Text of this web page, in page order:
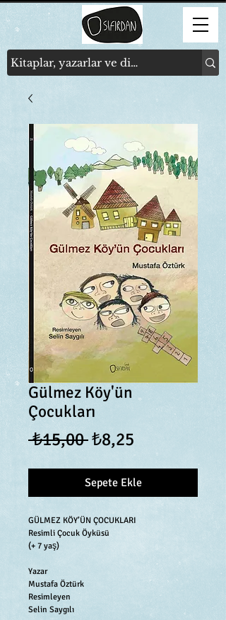
Gülmez Köy'ün
Çocukları
₺15,00 Normal
Fiyat
₺8,25
Fiyat
Sepete Ekle
GÜLMEZ KÖY’ÜN ÇOCUKLARI
Resimli Çocuk Öyküsü
(+ 7 yaş)
Yazar
Mustafa Öztürk
Resimleyen
Selin Saygılı